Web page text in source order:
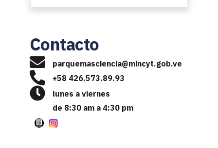
Contacto
parquemasciencia@mincyt.gob.ve
+58 426.573.89.93
lunes a viernes
de 8:30 am a 4:30 pm